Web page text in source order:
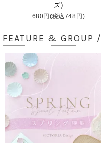
ズ)
680円(税込748円)
FEATURE & GROUP /